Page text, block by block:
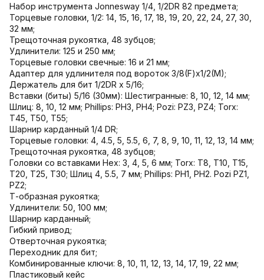
Набор инструмента Jonnesway 1/4, 1/2DR 82 предмета;
Торцевые головки, 1/2: 14, 15, 16, 17, 18, 19, 20, 22, 24, 27, 30,
32 мм;
Трещоточная рукоятка, 48 зубцов;
Удлинители: 125 и 250 мм;
Торцевые головки свечные: 16 и 21 мм;
Адаптер для удлинителя под вороток 3/8(F)x1/2(M);
Держатель для бит 1/2DR x 5/16;
Вставки (биты) 5/16 (30мм): Шестигранные: 8, 10, 12, 14 мм;
Шлиц: 8, 10, 12 мм; Phillips: РН3, РН4; Pozi: PZ3, PZ4; Torx:
Т45, Т50, Т55;
Шарнир карданный 1/4 DR;
Торцевые головки: 4, 4.5, 5, 5.5, 6, 7, 8, 9, 10, 11, 12, 13, 14 мм;
Трещоточная рукоятка, 48 зубцов;
Головки со вставками Нех: 3, 4, 5, 6 мм; Torx: T8, T10, T15,
T20, T25, T30; Шлиц 4, 5.5, 7 мм; Phillips: PH1, PH2. Pozi PZ1,
PZ2;
Т-образная рукоятка;
Удлинители: 50, 100 мм;
Шарнир карданный;
Гибкий привод;
Отверточная рукоятка;
Переходник для бит;
Комбинированные ключи: 8, 10, 11, 12, 13, 14, 17, 19, 22 мм;
Пластиковый кейс